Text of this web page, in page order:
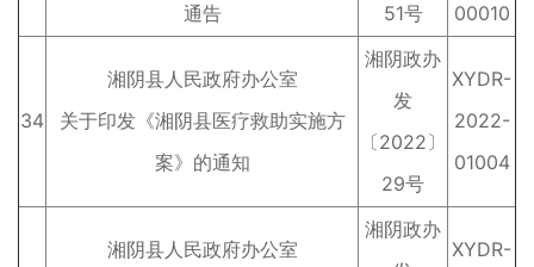
通告
51号
00010
34
湘阴县人民政府办公室
关于印发《湘阴县医疗救助实施方
案》的通知
湘阴政办
发
〔2022〕
29号
XYDR-
2022-
01004
湘阴县人民政府办公室
湘阴政办
XYDR-